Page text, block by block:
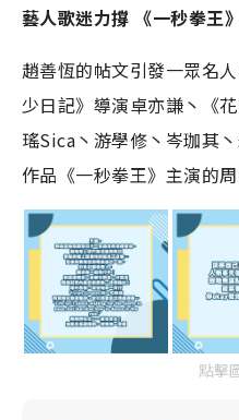
藝人歌迷力撐 《一秒拳王
趙善恆的帖文引發一眾名
少日記》導演卓亦謙丶《
瑤Sica丶游學修丶岑珈其
作品《一秒拳王》主演的
點擊